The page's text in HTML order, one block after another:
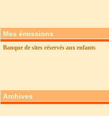
Mes émissions
Banque de sites réservés aux enfants
Archives